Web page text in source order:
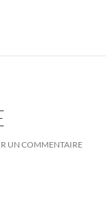
UN COMMENTAIRE